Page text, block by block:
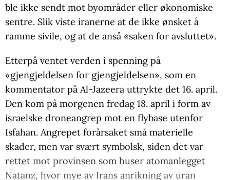
ble ikke sendt mot byområder eller økonomiske
sentre. Slik viste iranerne at de ikke ønsket å
ramme sivile, og at de anså «saken for avsluttet».
Etterpå ventet verden i spenning på
«gjengjeldelsen for gjengjeldelsen», som en
kommentator på Al-Jazeera uttrykte det 16. april.
Den kom på morgenen fredag 18. april i form av
israelske droneangrep mot en flybase utenfor
Isfahan. Angrepet forårsaket små materielle
skader, men var svært symbolsk, siden det var
rettet mot provinsen som huser atomanlegget
Natanz, hvor mye av Irans anrikning av uran